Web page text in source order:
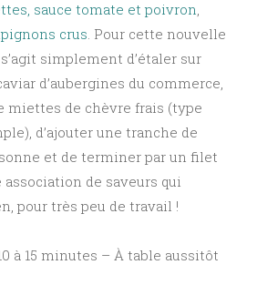
sauce tomate et poivron,
crus. Pour cette nouvelle
simplement d’étaler sur
d’aubergines du commerce,
miettes de chèvre frais (type
d’ajouter une tranche de
et de terminer par un filet
association de saveurs qui
pour très peu de travail !
à 15 minutes – À table aussitôt